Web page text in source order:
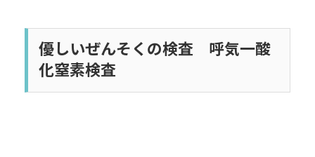
優しいぜんそくの検査 呼気一酸
化窒素検査